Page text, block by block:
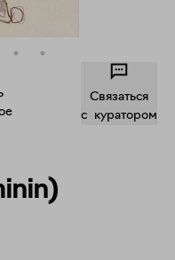
Связаться
c куратором